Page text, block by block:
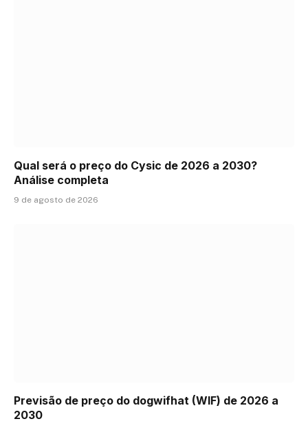
Qual será o preço do Cysic de 2026 a 2030?
Análise completa
9 de agosto de 2026
Previsão de preço do dogwifhat (WIF) de 2026 a
2030